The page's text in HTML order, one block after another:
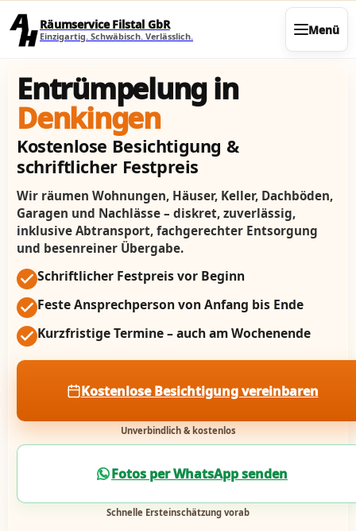
Räumservice Filstal GbR
Einzigartig. Schwäbisch. Verlässlich. Menü
Entrümpelung in
Denkingen
Kostenlose Besichtigung &
schriftlicher Festpreis
Wir räumen Wohnungen, Häuser, Keller, Dachböden,
Garagen und Nachlässe – diskret, zuverlässig,
inklusive Abtransport, fachgerechter Entsorgung
und besenreiner Übergabe.
Schriftlicher Festpreis vor Beginn
Feste Ansprechperson von Anfang bis Ende
Kurzfristige Termine – auch am Wochenende
Kostenlose Besichtigung vereinbaren
Unverbindlich & kostenlos
Fotos per WhatsApp senden
Schnelle Ersteinschätzung vorab